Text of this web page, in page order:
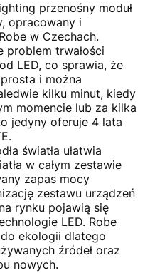
przenośny moduł
opracowany i
w Czechach.
problem trwałości
LED, co sprawia, że
i można
kilku minut, kiedy
momencie lub za kilka
jedyny oferuje 4 lata
światła ułatwia
w całym zestawie
zapas mocy
zestawu urządzeń
rynku pojawią się
LED. Robe
ekologii dlatego
źródeł oraz
nowych.